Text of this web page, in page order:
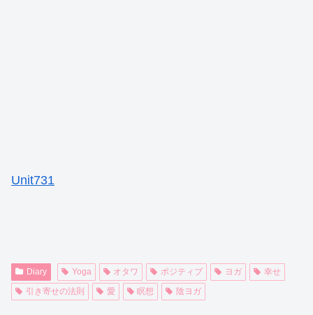
Unit731
Diary Yoga オタワ ポジティブ ヨガ
幸せ
引き寄せの法則
愛 瞑想 陰ヨガ